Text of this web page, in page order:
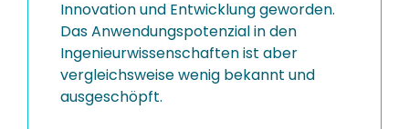
Innovation und Entwicklung geworden.
Das Anwendungs­potenzial in den
Ingenieur­wissenschaften ist aber
vergleichsweise wenig bekannt und
ausgeschöpft.